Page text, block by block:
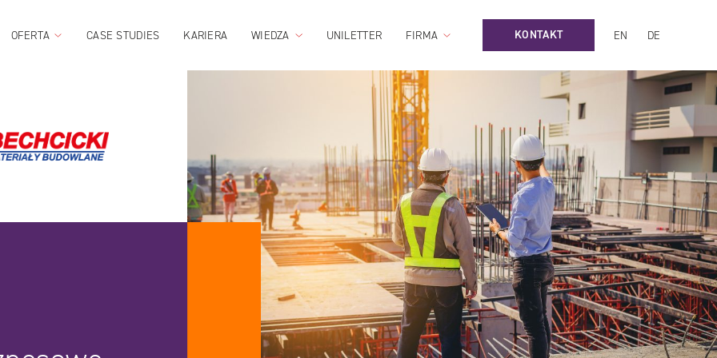
OFERTA CASE STUDIES KARIERA WIEDZA UNILETTER FIRMA KONTAKT EN DE